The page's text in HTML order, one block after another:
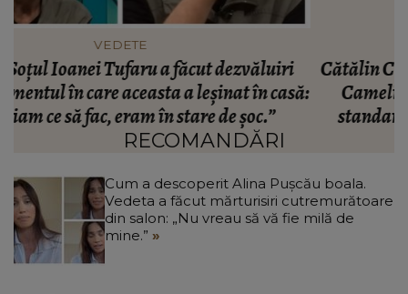
Cătălin Crișan dezvăluie motivul despărțirii de
Camelia Tabără. Ce a spus artistul despre
standardele fostei partenere: „Nu pot să...”
RECOMANDĂRI
Cum a descoperit Alina Pușcău boala.
Vedeta a făcut mărturisiri cutremurătoare
din salon: „Nu vreau să vă fie milă de
mine.”